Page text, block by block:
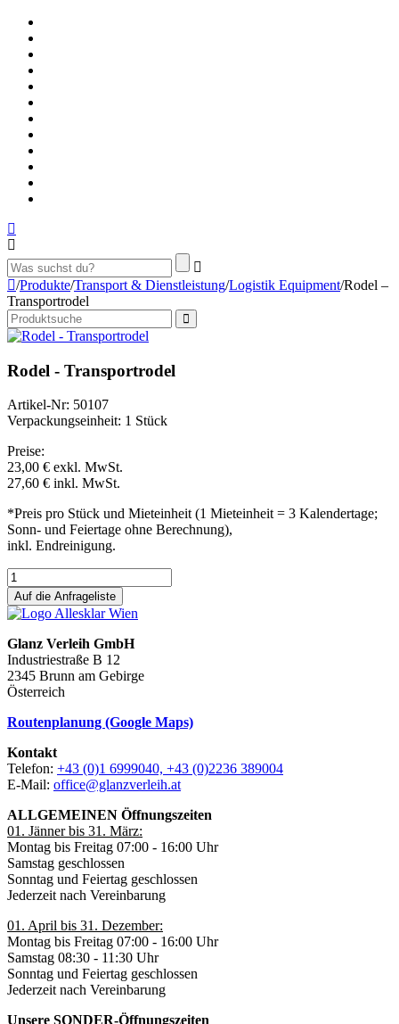
/Produkte/Transport & Dienstleistung/Logistik Equipment/Rodel –
Transportrodel
Rodel - Transportrodel
Artikel-Nr: 50107
Verpackungseinheit: 1 Stück
Preise:
23,00 € exkl. MwSt.
27,60 € inkl. MwSt.
*Preis pro Stück und Mieteinheit (1 Mieteinheit = 3 Kalendertage;
Sonn- und Feiertage ohne Berechnung),
inkl. Endreinigung.
Auf die Anfrageliste
Glanz Verleih GmbH
Industriestraße B 12
2345 Brunn am Gebirge
Österreich
Routenplanung (Google Maps)
Kontakt
Telefon: +43 (0)1 6999040, +43 (0)2236 389004
E-Mail: office@glanzverleih.at
ALLGEMEINEN Öffnungszeiten
01. Jänner bis 31. März:
Montag bis Freitag 07:00 - 16:00 Uhr
Samstag geschlossen
Sonntag und Feiertag geschlossen
Jederzeit nach Vereinbarung
01. April bis 31. Dezember:
Montag bis Freitag 07:00 - 16:00 Uhr
Samstag 08:30 - 11:30 Uhr
Sonntag und Feiertag geschlossen
Jederzeit nach Vereinbarung
Unsere SONDER-Öffnungszeiten